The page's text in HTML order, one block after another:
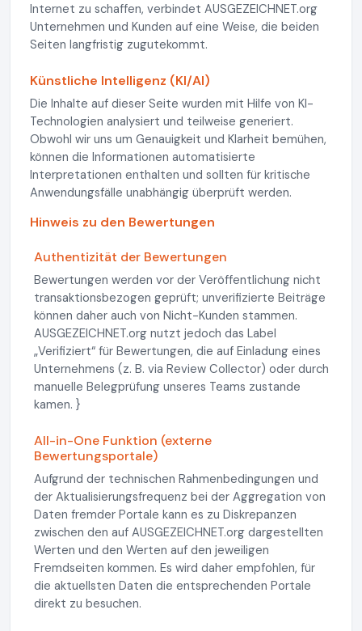
Internet zu schaffen, verbindet AUSGEZEICHNET.org
Unternehmen und Kunden auf eine Weise, die beiden
Seiten langfristig zugutekommt.
Künstliche Intelligenz (KI/AI)
Die Inhalte auf dieser Seite wurden mit Hilfe von KI-
Technologien analysiert und teilweise generiert.
Obwohl wir uns um Genauigkeit und Klarheit bemühen,
können die Informationen automatisierte
Interpretationen enthalten und sollten für kritische
Anwendungsfälle unabhängig überprüft werden.
Hinweis zu den Bewertungen
Authentizität der Bewertungen
Bewertungen werden vor der Veröffentlichung nicht
transaktionsbezogen geprüft; unverifizierte Beiträge
können daher auch von Nicht-Kunden stammen.
AUSGEZEICHNET.org nutzt jedoch das Label
„Verifiziert“ für Bewertungen, die auf Einladung eines
Unternehmens (z. B. via Review Collector) oder durch
manuelle Belegprüfung unseres Teams zustande
kamen. }
All-in-One Funktion (externe
Bewertungsportale)
Aufgrund der technischen Rahmenbedingungen und
der Aktualisierungsfrequenz bei der Aggregation von
Daten fremder Portale kann es zu Diskrepanzen
zwischen den auf AUSGEZEICHNET.org dargestellten
Werten und den Werten auf den jeweiligen
Fremdseiten kommen. Es wird daher empfohlen, für
die aktuellsten Daten die entsprechenden Portale
direkt zu besuchen.